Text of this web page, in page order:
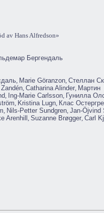
av Hans Alfredson»
Бергендаль
, Marie Göranzon, Стеллан
, Catharina Alinder, Мартин
, Ing-Marie Carlsson,
Гунилла
, Kristina Lugn, Клас
, Nils-Petter Sundgren, Jan-Öjvind
Arenhill , Suzanne Brøgger, Carl